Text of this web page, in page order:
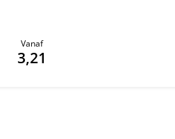
Vanaf
3,21